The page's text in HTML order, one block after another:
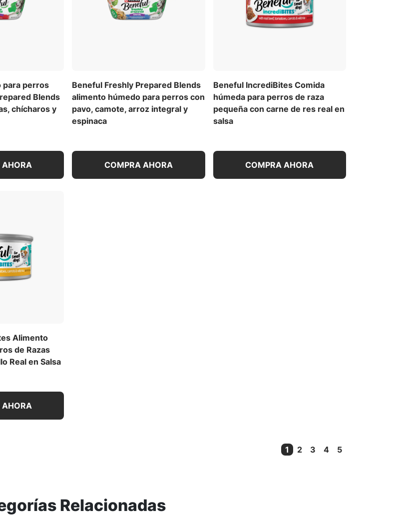
para perros
Blends
chícharos y
Beneful Freshly Prepared Blends
alimento húmedo para perros con
pavo, camote, arroz integral y
espinaca
COMPRA AHORA
Beneful IncrediBites Comida
húmeda para perros de raza
pequeña con carne de res real en
salsa
COMPRA AHORA
Alimento
de Razas
Real en Salsa
AHORA
1
Current Page
2 3 4 5
Relacionadas